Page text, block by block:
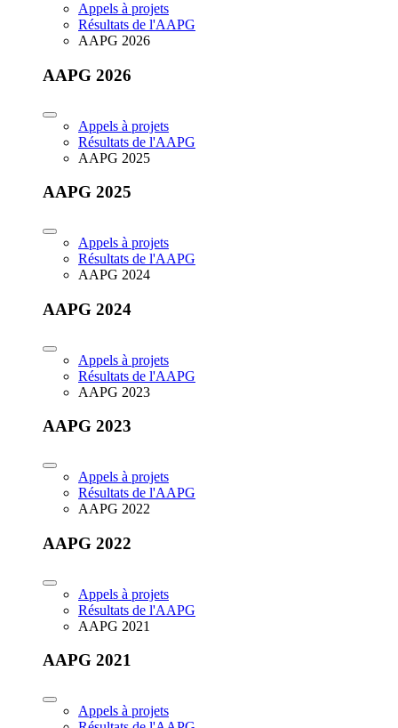
Appels à projets
Résultats de l'AAPG
AAPG 2026
AAPG 2026
Appels à projets
Résultats de l'AAPG
AAPG 2025
AAPG 2025
Appels à projets
Résultats de l'AAPG
AAPG 2024
AAPG 2024
Appels à projets
Résultats de l'AAPG
AAPG 2023
AAPG 2023
Appels à projets
Résultats de l'AAPG
AAPG 2022
AAPG 2022
Appels à projets
Résultats de l'AAPG
AAPG 2021
AAPG 2021
Appels à projets